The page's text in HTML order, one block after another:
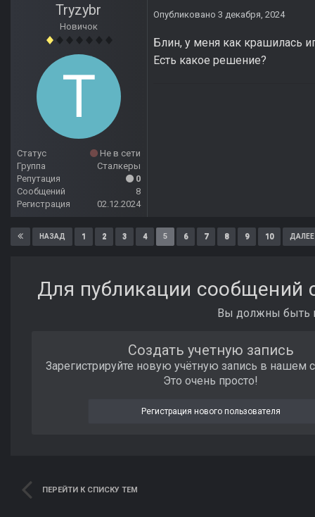
Tryzybr
Новичок
Статус
Не в сети
Группа
Сталкеры
Репутация
0
Сообщений
8
Регистрация
02.12.2024
Опубликовано 3 декабря, 2024
Блин, у меня как крашилась
Есть какое решение?
НАЗАД 1 2 3 4 5 6 7 8 9 10 ДАЛЕЕ
Для публикации сообщений
Вы должны быть
Создать учетную запись
Зарегистрируйте новую учётную запись в нашем
Это очень просто!
Регистрация нового пользователя
ПЕРЕЙТИ К СПИСКУ ТЕМ